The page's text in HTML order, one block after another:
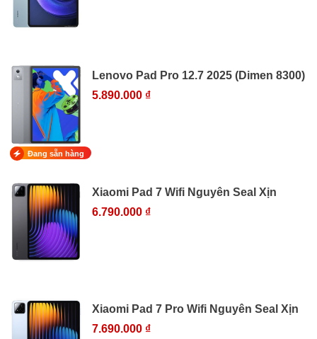
Lenovo Pad Pro 12.7 2025 (Dimen 8300)
5.890.000 ₫
Đang sẵn hàng
Xiaomi Pad 7 Wifi Nguyên Seal Xịn
6.790.000 ₫
Xiaomi Pad 7 Pro Wifi Nguyên Seal Xịn
7.690.000 ₫